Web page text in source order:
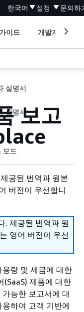
한국어 설정 문의하
이드 개발자 도구
설명서
설명서보고
모드
공된 번역과 원본
버전이 우선합니
. 제공된 번역과 원
영어 버전이 우선
량 및 세금에 대한
제품에 대한
능한 보고서에 대
하여 고객 기반에